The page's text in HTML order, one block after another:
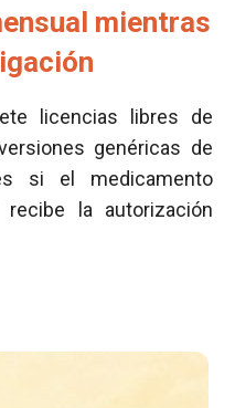
mientras
licencias libres de
genéricas de
si el medicamento
la autorización